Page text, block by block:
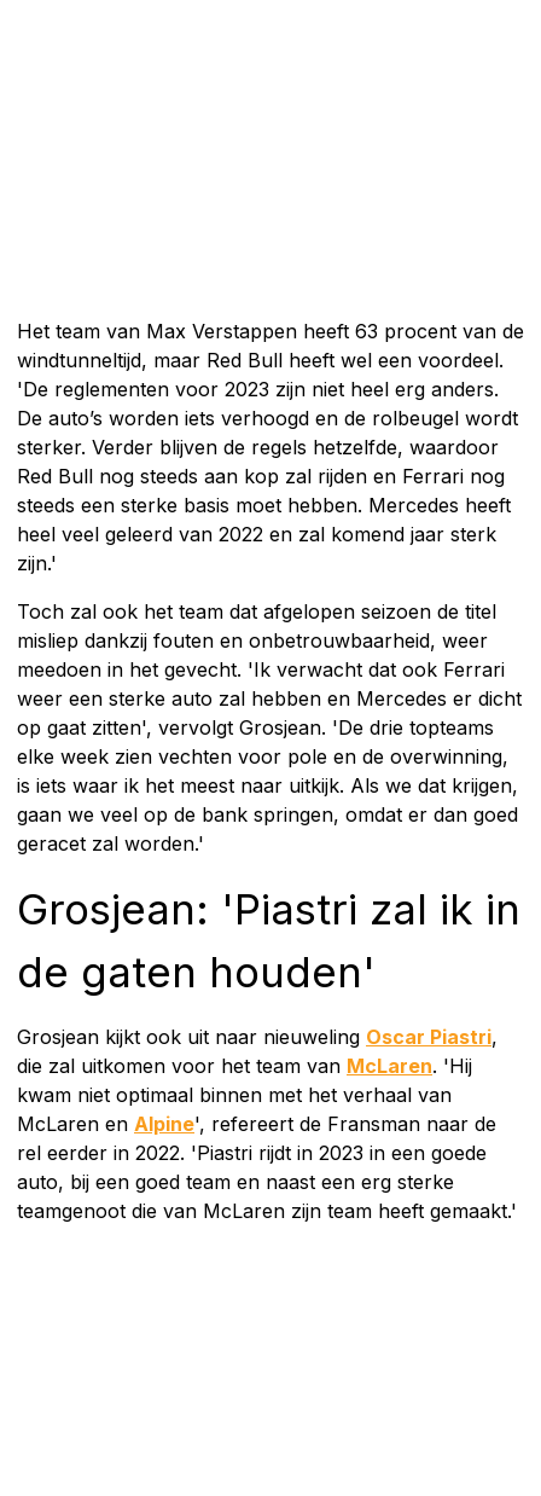
Het team van Max Verstappen heeft 63 procent van de
windtunneltijd, maar Red Bull heeft wel een voordeel.
'De reglementen voor 2023 zijn niet heel erg anders.
De auto’s worden iets verhoogd en de rolbeugel wordt
sterker. Verder blijven de regels hetzelfde, waardoor
Red Bull nog steeds aan kop zal rijden en Ferrari nog
steeds een sterke basis moet hebben. Mercedes heeft
heel veel geleerd van 2022 en zal komend jaar sterk
zijn.'
Toch zal ook het team dat afgelopen seizoen de titel
misliep dankzij fouten en onbetrouwbaarheid, weer
meedoen in het gevecht. 'Ik verwacht dat ook Ferrari
weer een sterke auto zal hebben en Mercedes er dicht
op gaat zitten', vervolgt Grosjean. 'De drie topteams
elke week zien vechten voor pole en de overwinning,
is iets waar ik het meest naar uitkijk. Als we dat krijgen,
gaan we veel op de bank springen, omdat er dan goed
geracet zal worden.'
Grosjean: 'Piastri zal ik in
de gaten houden'
Grosjean kijkt ook uit naar nieuweling Oscar Piastri,
die zal uitkomen voor het team van McLaren. 'Hij
kwam niet optimaal binnen met het verhaal van
McLaren en Alpine', refereert de Fransman naar de
rel eerder in 2022. 'Piastri rijdt in 2023 in een goede
auto, bij een goed team en naast een erg sterke
teamgenoot die van McLaren zijn team heeft gemaakt.'